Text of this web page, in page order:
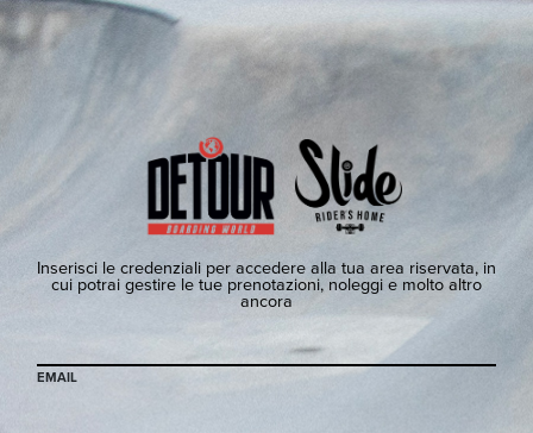
Inserisci le credenziali per accedere alla tua area riservata, in
cui potrai gestire le tue prenotazioni, noleggi e molto altro
ancora
EMAIL